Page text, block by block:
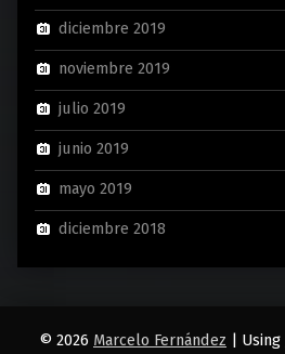
diciembre 2019
noviembre 2019
julio 2019
junio 2019
mayo 2019
diciembre 2018
© 2026 Marcelo Fernández | Using